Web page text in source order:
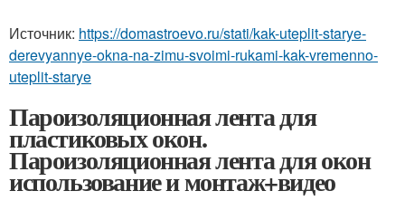
Источник: https://domastroevo.ru/stati/kak-uteplit-starye-
derevyannye-okna-na-zimu-svoimi-rukami-kak-vremenno-
uteplit-starye
Пароизоляционная лента для
пластиковых окон.
Пароизоляционная лента для окон
использование и монтаж+видео